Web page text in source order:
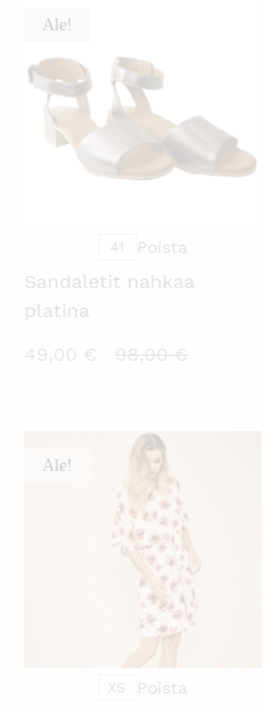
Ale!
41 Poista
Sandaletit nahkaa
platina
49,00 €
Nykyinen
49,00 €.
98,00€
Ale! KATSO PIKANÄKYMÄ
XS Poista